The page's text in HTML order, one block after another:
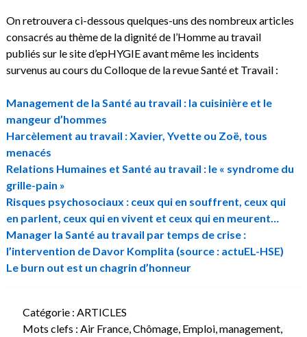
On retrouvera ci-dessous quelques-uns des nombreux articles
consacrés au thème de la dignité de l’Homme au travail
publiés sur le site d’epHYGIE avant même les incidents
survenus au cours du Colloque de la revue Santé et Travail :
Management de la Santé au travail : la cuisinière et le
mangeur d’hommes
Harcèlement au travail : Xavier, Yvette ou Zoë, tous
menacés
Relations Humaines et Santé au travail : le « syndrome du
grille-pain »
Risques psychosociaux : ceux qui en souffrent, ceux qui
en parlent, ceux qui en vivent et ceux qui en meurent…
Manager la Santé au travail par temps de crise :
l’intervention de Davor Komplita (source : actuEL-HSE)
Le burn out est un chagrin d’honneur
Catégorie : ARTICLES
Mots clefs : Air France, Chômage, Emploi, management,